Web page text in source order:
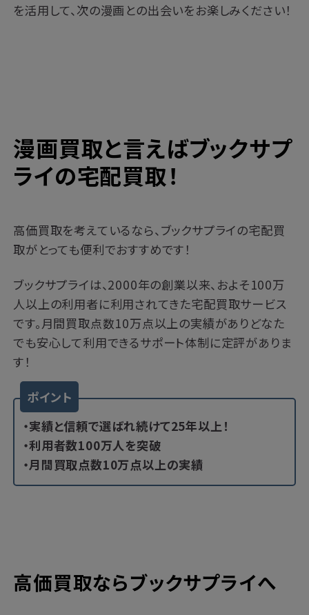
を活用して、次の漫画との出会いをお楽しみください！
漫画買取と言えばブックサプ
ライの宅配買取！
高価買取を考えているなら、ブックサプライの宅配買
取がとっても便利でおすすめです！
ブックサプライは、2000年の創業以来、およそ100万
人以上の利用者に利用されてきた宅配買取サービス
です。月間買取点数10万点以上の実績がありどなた
でも安心して利用できるサポート体制に定評がありま
す！
ポイント
・実績と信頼で選ばれ続けて25年以上！
・利用者数100万人を突破
・月間買取点数10万点以上の実績
高価買取ならブックサプライへ